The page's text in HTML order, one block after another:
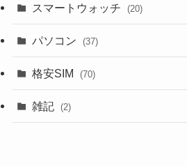
スマートウォッチ (20)
パソコン (37)
格安SIM (70)
雑記 (2)